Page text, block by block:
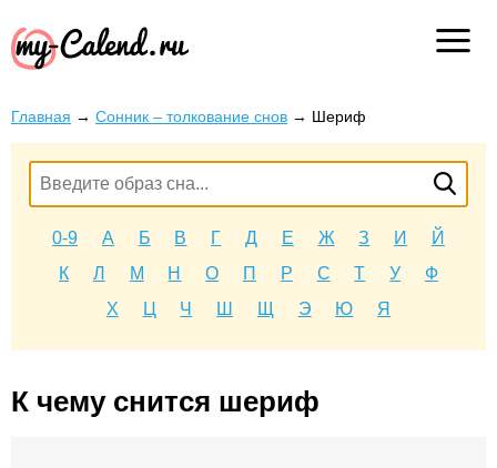
Главная → Сонник – толкование снов → Шериф
0-9 А Б В Г Д Е Ж З И
Й
К
Л М Н О П Р С Т У
Ф
Х
Ц Ч Ш Щ Э Ю Я
К чему снится шериф